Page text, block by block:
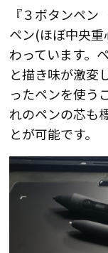
『３ボタンペ
ペン(ほぼ中央
わっています。
と描き味が激変
ったペンを使う
れのペンの芯も
とが可能です。